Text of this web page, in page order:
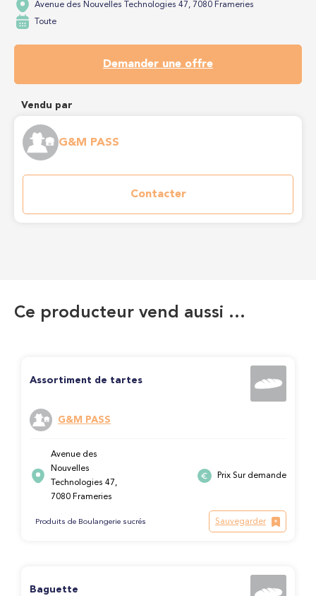
Avenue des Nouvelles Technologies 47, 7080 Frameries
Toute
Demander une offre
Vendu par
G&M PASS
Contacter
Ce producteur vend aussi …
Assortiment de tartes
G&M PASS
Avenue des
Nouvelles
Technologies 47,
7080 Frameries
Prix Sur demande
Produits de Boulangerie sucrés Sauvegarder
Baguette